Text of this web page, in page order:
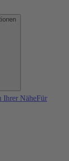
Ihrer NäheFür